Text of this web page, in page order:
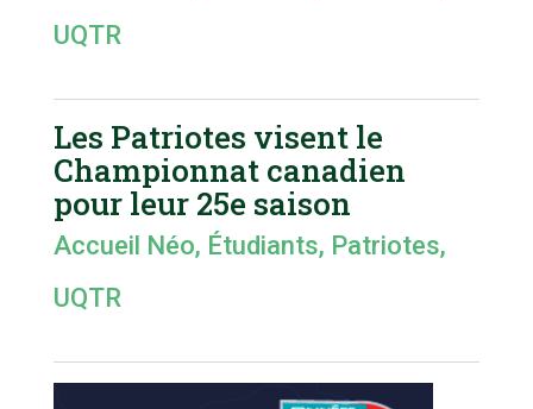
UQTR
Les Patriotes visent le
Championnat canadien
pour leur 25e saison
Accueil Néo, Étudiants, Patriotes,
UQTR